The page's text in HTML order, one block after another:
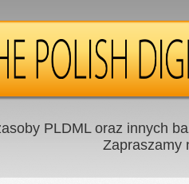
PLDML oraz innych
Zapraszamy